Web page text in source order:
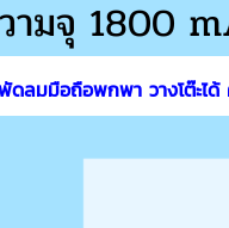
ดลมมือถือพกพา วางโต๊ะไ